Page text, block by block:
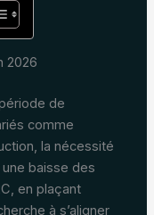
2026
de
comme
la nécessité
baisse des
en plaçant
à s’aligner